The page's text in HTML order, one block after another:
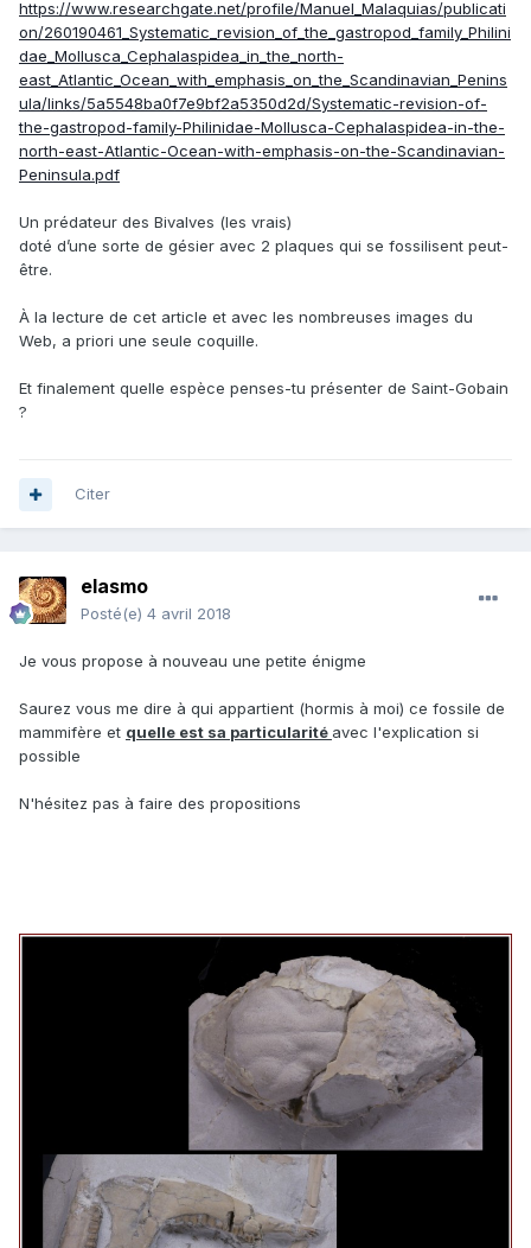
https://www.researchgate.net/profile/Manuel_Malaquias/publicati
on/260190461_Systematic_revision_of_the_gastropod_family_Philini
dae_Mollusca_Cephalaspidea_in_the_north-
east_Atlantic_Ocean_with_emphasis_on_the_Scandinavian_Penins
ula/links/5a5548ba0f7e9bf2a5350d2d/Systematic-revision-of-
the-gastropod-family-Philinidae-Mollusca-Cephalaspidea-in-the-
north-east-Atlantic-Ocean-with-emphasis-on-the-Scandinavian-
Peninsula.pdf
Un prédateur des Bivalves (les vrais)
doté d’une sorte de gésier avec 2 plaques qui se fossilisent peut-
être.
À la lecture de cet article et avec les nombreuses images du
Web, a priori une seule coquille.
Et finalement quelle espèce penses-tu présenter de Saint-Gobain
?
Citer
elasmo
Posté(e) 4 avril 2018
Je vous propose à nouveau une petite énigme
Saurez vous me dire à qui appartient (hormis à moi) ce fossile de
mammifère et quelle est sa particularité avec l'explication si
possible
N'hésitez pas à faire des propositions